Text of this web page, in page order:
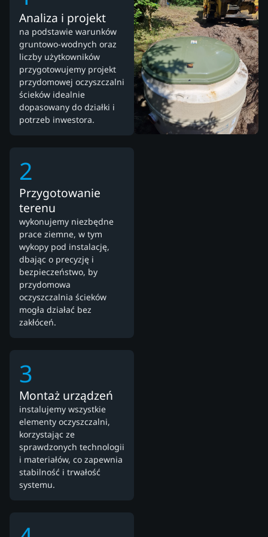
Analiza i projekt
na podstawie warunków
gruntowo-wodnych oraz
liczby użytkowników
przygotowujemy projekt
przydomowej oczyszczalni
ścieków idealnie
dopasowany do działki i
potrzeb inwestora.
2
Przygotowanie
terenu
wykonujemy niezbędne
prace ziemne, w tym
wykopy pod instalację,
dbając o precyzję i
bezpieczeństwo, by
przydomowa
oczyszczalnia ścieków
mogła działać bez
zakłóceń.
3
Montaż urządzeń
instalujemy wszystkie
elementy oczyszczalni,
korzystając ze
sprawdzonych technologii
i materiałów, co zapewnia
stabilność i trwałość
systemu.